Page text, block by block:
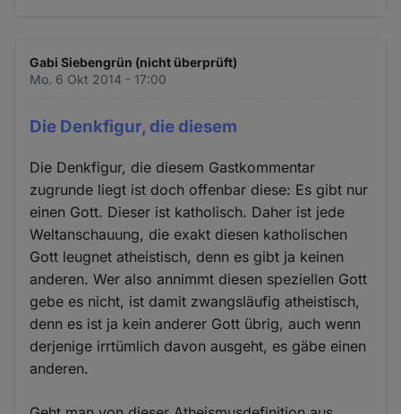
Gabi Siebengrün (nicht überprüft)
Mo. 6 Okt 2014 - 17:00
Die Denkfigur, die diesem
Die Denkfigur, die diesem Gastkommentar
zugrunde liegt ist doch offenbar diese: Es gibt nur
einen Gott. Dieser ist katholisch. Daher ist jede
Weltanschauung, die exakt diesen katholischen
Gott leugnet atheistisch, denn es gibt ja keinen
anderen. Wer also annimmt diesen speziellen Gott
gebe es nicht, ist damit zwangsläufig atheistisch,
denn es ist ja kein anderer Gott übrig, auch wenn
derjenige irrtümlich davon ausgeht, es gäbe einen
anderen.